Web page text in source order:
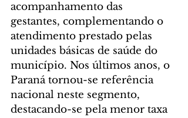
acompanhamento das
gestantes, complementando o
atendimento prestado pelas
unidades básicas de saúde do
município. Nos últimos anos, o
Paraná tornou-se referência
nacional neste segmento,
destacando-se pela menor taxa